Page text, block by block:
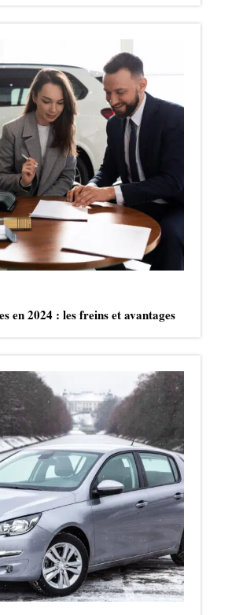
en 2024 : les freins et avantages